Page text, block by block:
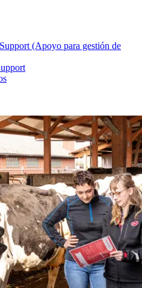
(Apoyo para gestión de